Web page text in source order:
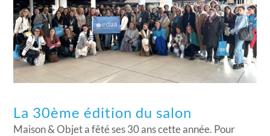
La 30ème édition du salon
Maison & Objet a fêté ses 30 ans cette année. Pour